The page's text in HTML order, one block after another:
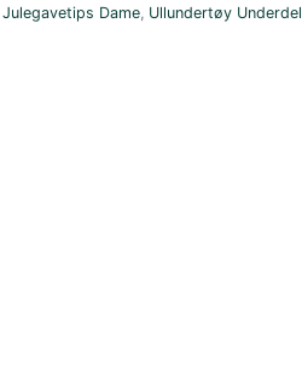
Julegavetips Dame, Ullundertøy Underdel